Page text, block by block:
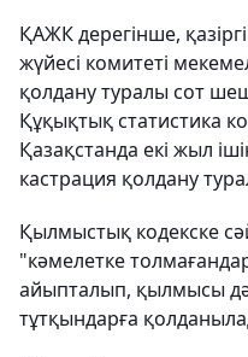
ҚАЖК дерегінше,
жүйесі комитеті
қолдану туралы сот
Құқықтық статистика
Қазақстанда екі жыл
кастрация қолдану
Қылмыстық кодекске
"кәмелетке
айыпталып, қылмысы
тұтқындарға